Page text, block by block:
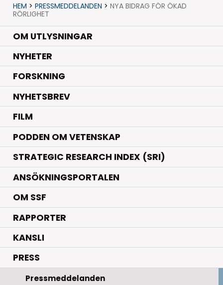
HEM > PRESSMEDDELANDEN > NYA BIDRAG FÖR ÖKAD
RÖRLIGHET
OM UTLYSNINGAR
NYHETER.
FORSKNING.
NYHETSBREV
FILM
PODDEN OM VETENSKAP
STRATEGIC RESEARCH INDEX (SRI)
ANSÖKNINGSPORTALEN
OM SSF
RAPPORTER
KANSLI
PRESS
Pressmeddelanden